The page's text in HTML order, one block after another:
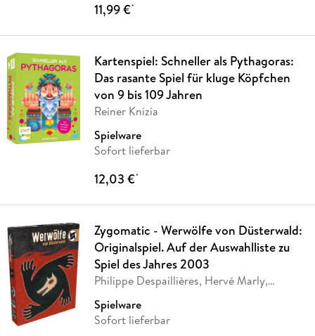
11,99 €*
Kartenspiel: Schneller als Pythagoras:
Das rasante Spiel für kluge Köpfchen
von 9 bis 109 Jahren
Reiner Knizia
Spielware
Sofort lieferbar
12,03 €*
Zygomatic - Werwölfe von Düsterwald:
Originalspiel. Auf der Auswahlliste zu
Spiel des Jahres 2003
Philippe Despaillières, Hervé Marly,
Spielware
Sofort lieferbar